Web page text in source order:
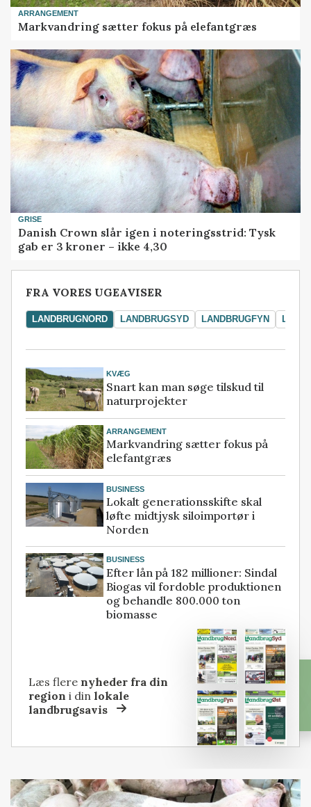
ARRANGEMENT
Markvandring sætter fokus på elefantgræs
GRISE
Danish Crown slår igen i noteringsstrid: Tysk
gab er 3 kroner – ikke 4,30
FRA VORES UGEAVISER
LANDBRUGNORD LANDBRUGSYD LANDBRUGFYN
KVÆG
Snart kan man søge tilskud til
naturprojekter
ARRANGEMENT
Markvandring sætter fokus på
elefantgræs
BUSINESS
Lokalt generationsskifte skal
løfte midtjysk siloimportør i
Norden
BUSINESS
Efter lån på 182 millioner: Sindal
Biogas vil fordoble produktionen
og behandle 800.000 ton
biomasse
Læs flere nyheder fra din
region i dinlokale
landbrugsavis